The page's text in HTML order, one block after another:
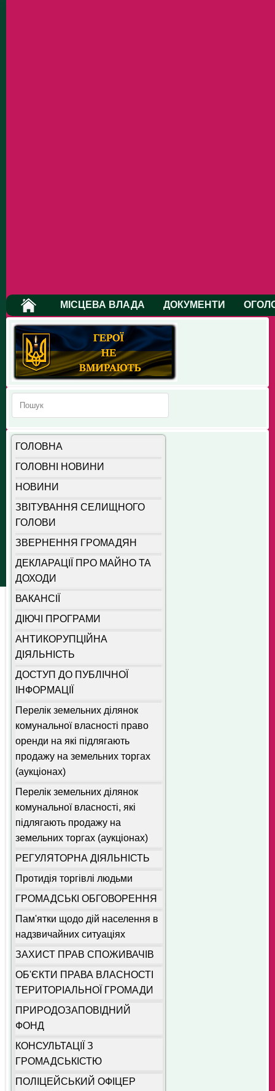
МІСЦЕВА ВЛАДА ДОКУМЕНТИ
ГОЛОВНА
ГОЛОВНІ НОВИНИ
НОВИНИ
ЗВІТУВАННЯ СЕЛИЩНОГО
ГОЛОВИ
ЗВЕРНЕННЯ ГРОМАДЯН
ДЕКЛАРАЦІЇ ПРО МАЙНО ТА
ДОХОДИ
ВАКАНСІЇ
ДІЮЧІ ПРОГРАМИ
АНТИКОРУПЦІЙНА
ДІЯЛЬНІСТЬ
ДОСТУП ДО ПУБЛІЧНОЇ
ІНФОРМАЦІЇ
Перелік земельних ділянок
комунальної власності право
оренди на які підлягають
продажу на земельних торгах
(аукціонах)
Перелік земельних ділянок
комунальної власності, які
підлягають продажу на
земельних торгах (аукціонах)
РЕГУЛЯТОРНА ДІЯЛЬНІСТЬ
Протидія торгівлі людьми
ГРОМАДСЬКІ ОБГОВОРЕННЯ
Пам'ятки щодо дій населення в
надзвичайних ситуаціях
ЗАХИСТ ПРАВ СПОЖИВАЧІВ
ОБ'ЄКТИ ПРАВА ВЛАСНОСТІ
ТЕРИТОРІАЛЬНОЇ ГРОМАДИ
ПРИРОДОЗАПОВІДНИЙ
ФОНД
КОНСУЛЬТАЦІЇ З
ГРОМАДСЬКІСТЮ
ПОЛІЦЕЙСЬКИЙ ОФІЦЕР